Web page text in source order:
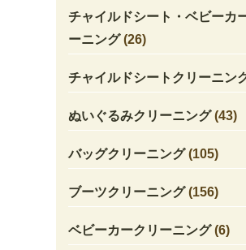
チャイルドシート・ベビーカ
ーニング(26)
チャイルドシートクリーニン
ぬいぐるみクリーニング(43)
バッグクリーニング(105)
ブーツクリーニング(156)
ベビーカークリーニング(6)